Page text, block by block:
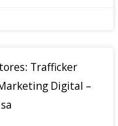
Trafficker
Digital –